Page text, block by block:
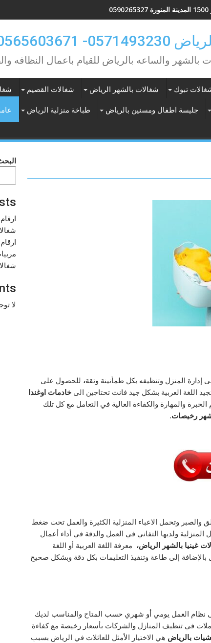
0565603671
بالشهر والساعه بالرياض للقيام باعمال النظافه
تبوك شغالات بالشهر الرياض شغالات القصيم
جليسة اطفال ومسنين بالرياض طباخة منزلية الرياض
إدارة المنزل وتنظيفه بكل طمأنينة وثقة، للحصول على
اللغة العربية بشكل جيد فانت تحتاجين الى خادمات اوغندا
والمهارة والكفاءة العالية في التعامل مع كل تلك
رخيصات.
وتحمل الاعباء المنزلية الكثيرة والعمل تحت ضغط
ولديها التفاني في العمل والدقة في أداء أعمال
غينيا بالشهر الرياض، معرفة اللغة العربية أو اللغة
بالإضافة إلى طاعة وتنفيذ التعليمات بكل دقة وبشكل صحيح
نظام العمل يومي أو شهري حسب المتاح والمناسب لديك
في تنظيف المنازل والشركات بأسعار رخيصة مع كفاءة
بالرياض هي الاختيار الأمثل للعائلات في الرياض بسبب
ارقام
شغالات بالشهر
ارقام
شغالات
لا